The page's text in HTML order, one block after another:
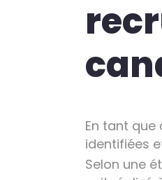
En tant
identifiées
Selon une